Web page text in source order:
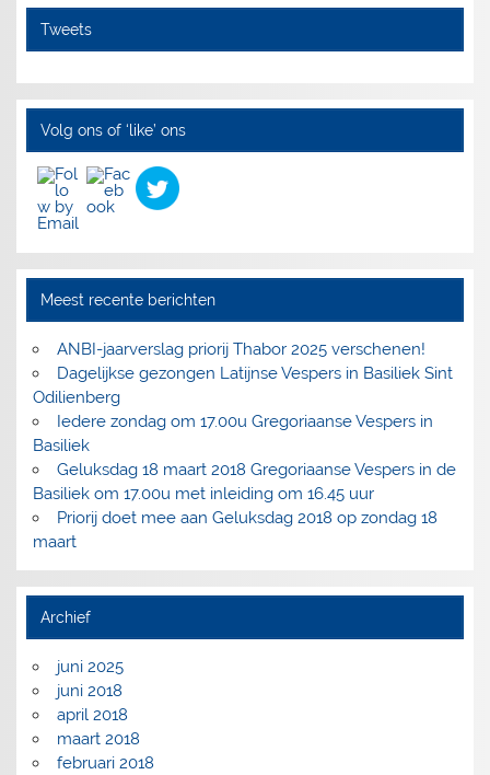
Tweets
Volg ons of ‘like’ ons
Meest recente berichten
ANBI-jaarverslag priorij Thabor 2025 verschenen!
Dagelijkse gezongen Latijnse Vespers in Basiliek Sint
Odilienberg
Iedere zondag om 17.00u Gregoriaanse Vespers in
Basiliek
Geluksdag 18 maart 2018 Gregoriaanse Vespers in de
Basiliek om 17.00u met inleiding om 16.45 uur
Priorij doet mee aan Geluksdag 2018 op zondag 18
maart
Archief
juni 2025
juni 2018
april 2018
maart 2018
februari 2018